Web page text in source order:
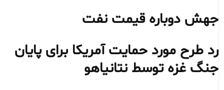
جهش دوباره قیمت نفت
رد طرح مورد حمایت آمریکا برای پایان
جنگ غزه توسط نتانیاهو